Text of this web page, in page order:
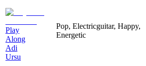
Play
Along
Adi
Ursu
Pop, Electricguitar, Happy,
Energetic